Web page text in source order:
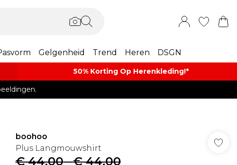
Gelgenheid Trend Heren DSGN
50% Korting Op Herenkleding​!*​
boohoo
Plus Langmouwshirt
€ 44,00-€ 44,00